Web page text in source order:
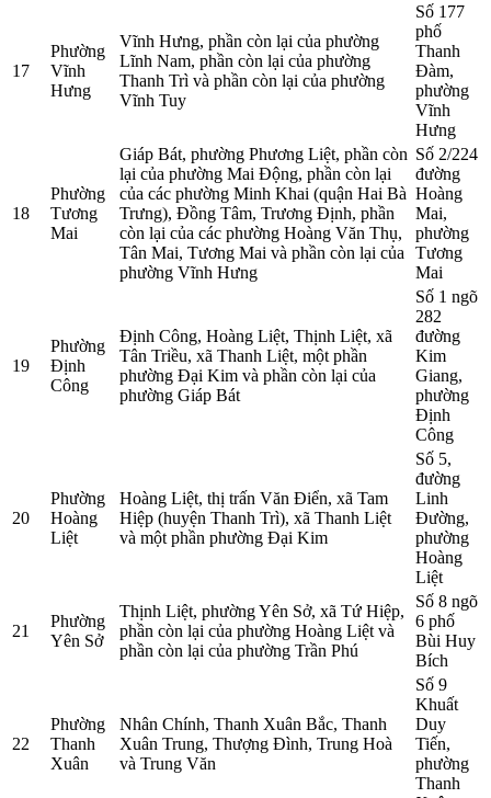
17
Phường
Vĩnh
Hưng
Vĩnh Hưng, phần còn lại của phường
Lĩnh Nam, phần còn lại của phường
Thanh Trì và phần còn lại của phường
Vĩnh Tuy
Số 177
phố
Thanh
Đàm,
phường
Vĩnh
Hưng
18
Phường
Tương
Mai
Giáp Bát, phường Phương Liệt, phần còn
lại của phường Mai Động, phần còn lại
của các phường Minh Khai (quận Hai Bà
Trưng), Đồng Tâm, Trương Định, phần
còn lại của các phường Hoàng Văn Thụ,
Tân Mai, Tương Mai và phần còn lại của
phường Vĩnh Hưng
Số 2/224
đường
Hoàng
Mai,
phường
Tương
Mai
19
Phường
Định
Công
Định Công, Hoàng Liệt, Thịnh Liệt, xã
Tân Triều, xã Thanh Liệt, một phần
phường Đại Kim và phần còn lại của
phường Giáp Bát
Số 1 ngõ
282
đường
Kim
Giang,
phường
Định
Công
20
Phường
Hoàng
Liệt
Hoàng Liệt, thị trấn Văn Điển, xã Tam
Hiệp (huyện Thanh Trì), xã Thanh Liệt
và một phần phường Đại Kim
Số 5,
đường
Linh
Đường,
phường
Hoàng
Liệt
21
Phường
Yên Sở
Thịnh Liệt, phường Yên Sở, xã Tứ Hiệp,
phần còn lại của phường Hoàng Liệt và
phần còn lại của phường Trần Phú
Số 8 ngõ
6 phố
Bùi Huy
Bích
22
Phường
Thanh
Xuân
Nhân Chính, Thanh Xuân Bắc, Thanh
Xuân Trung, Thượng Đình, Trung Hoà
và Trung Văn
Số 9
Khuất
Duy
Tiến,
phường
Thanh